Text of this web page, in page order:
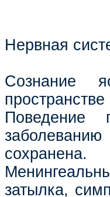
Нервная
Сознание
Поведение
затылка,